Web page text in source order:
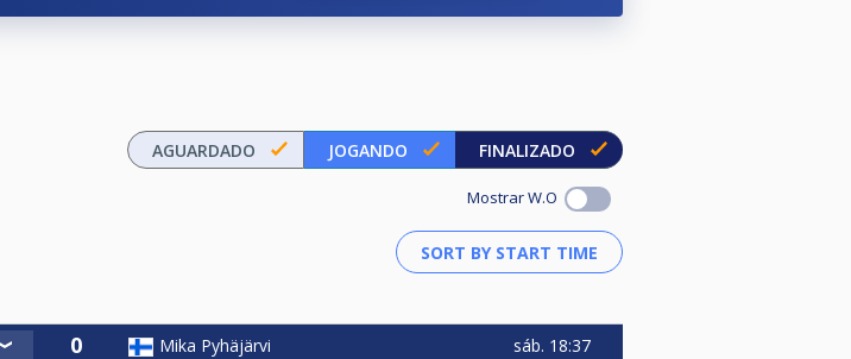
AGUARDADO JOGANDO FINALIZADO
Mostrar W.O
Mika Pyhäjärvi sáb. 18:37